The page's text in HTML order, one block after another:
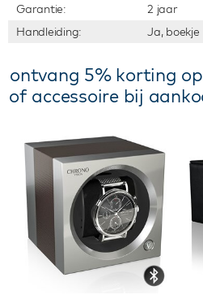
Garantie:
2 jaar
Handleiding:
Ja, boekje
ontvang 5% korting
of accessoire bij